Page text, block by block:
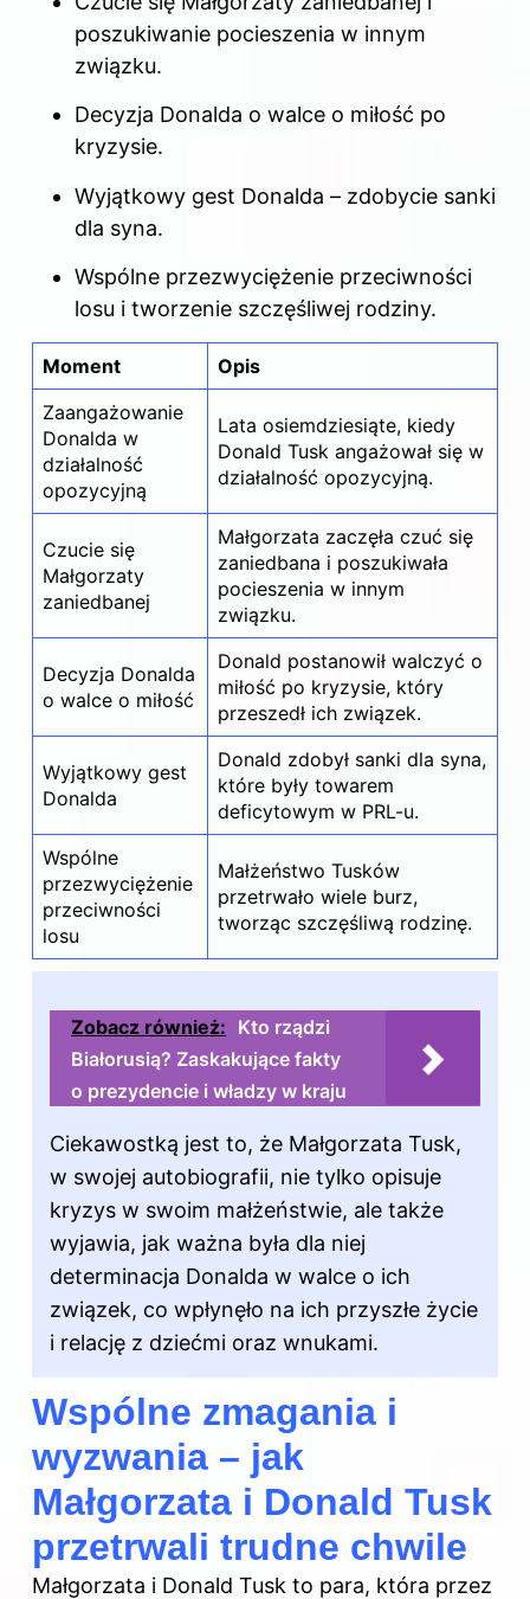
poszukiwanie pocieszenia w innym
związku.
Decyzja Donalda o walce o miłość po
kryzysie.
Wyjątkowy gest Donalda – zdobycie sanki
dla syna.
Wspólne przezwyciężenie przeciwności
losu i tworzenie szczęśliwej rodziny.
Moment
Opis
Zaangażowanie
Donalda w
działalność
opozycyjną
Lata osiemdziesiąte, kiedy
Donald Tusk angażował się w
działalność opozycyjną.
Czucie się
Małgorzaty
zaniedbanej
Małgorzata zaczęła czuć się
zaniedbana i poszukiwała
pocieszenia w innym
związku.
Decyzja Donalda
o walce o miłość
Donald postanowił walczyć o
miłość po kryzysie, który
przeszedł ich związek.
Wyjątkowy gest
Donalda
Donald zdobył sanki dla syna,
które były towarem
deficytowym w PRL-u.
Wspólne
przezwyciężenie
przeciwności
losu
Małżeństwo Tusków
przetrwało wiele burz,
tworząc szczęśliwą rodzinę.
Zobacz również: Kto rządzi
Białorusią? Zaskakujące fakty
o prezydencie i władzy w kraju
Ciekawostką jest to, że Małgorzata Tusk,
w swojej autobiografii, nie tylko opisuje
kryzys w swoim małżeństwie, ale także
wyjawia, jak ważna była dla niej
determinacja Donalda w walce o ich
związek, co wpłynęło na ich przyszłe życie
i relację z dziećmi oraz wnukami.
Wspólne zmagania i
wyzwania – jak
Małgorzata i Donald Tusk
przetrwali trudne chwile
Małgorzata i Donald Tusk to para, która przez